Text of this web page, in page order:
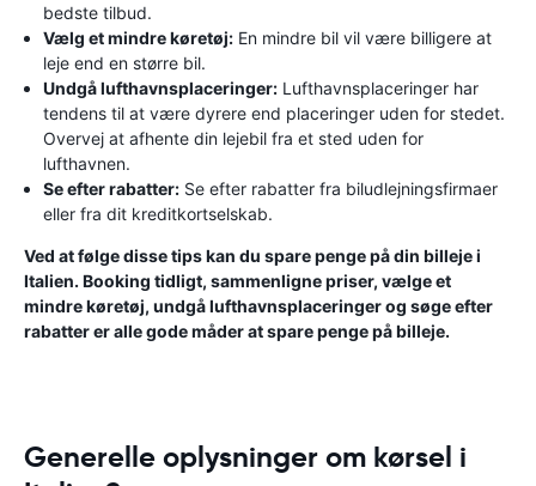
bedste tilbud.
Vælg et mindre køretøj: En mindre bil vil være billigere at
leje end en større bil.
Undgå lufthavnsplaceringer: Lufthavnsplaceringer har
tendens til at være dyrere end placeringer uden for stedet.
Overvej at afhente din lejebil fra et sted uden for
lufthavnen.
Se efter rabatter: Se efter rabatter fra biludlejningsfirmaer
eller fra dit kreditkortselskab.
Ved at følge disse tips kan du spare penge på din billeje i
Italien. Booking tidligt, sammenligne priser, vælge et
mindre køretøj, undgå lufthavnsplaceringer og søge efter
rabatter er alle gode måder at spare penge på billeje.
Generelle oplysninger om kørsel i